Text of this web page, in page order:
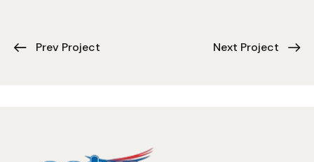
Prev Project Next Project